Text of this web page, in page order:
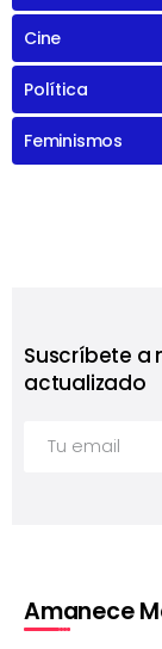
Cine
Política
Feminismos
Suscríbete a
actualizado
Amanece